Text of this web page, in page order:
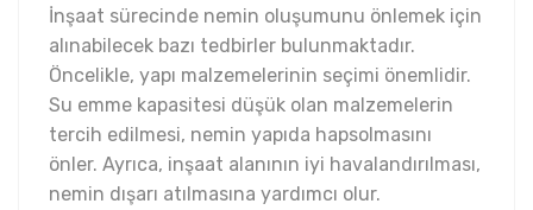
İnşaat sürecinde nemin oluşumunu önlemek için
alınabilecek bazı tedbirler bulunmaktadır.
Öncelikle, yapı malzemelerinin seçimi önemlidir.
Su emme kapasitesi düşük olan malzemelerin
tercih edilmesi, nemin yapıda hapsolmasını
önler. Ayrıca, inşaat alanının iyi havalandırılması,
nemin dışarı atılmasına yardımcı olur.